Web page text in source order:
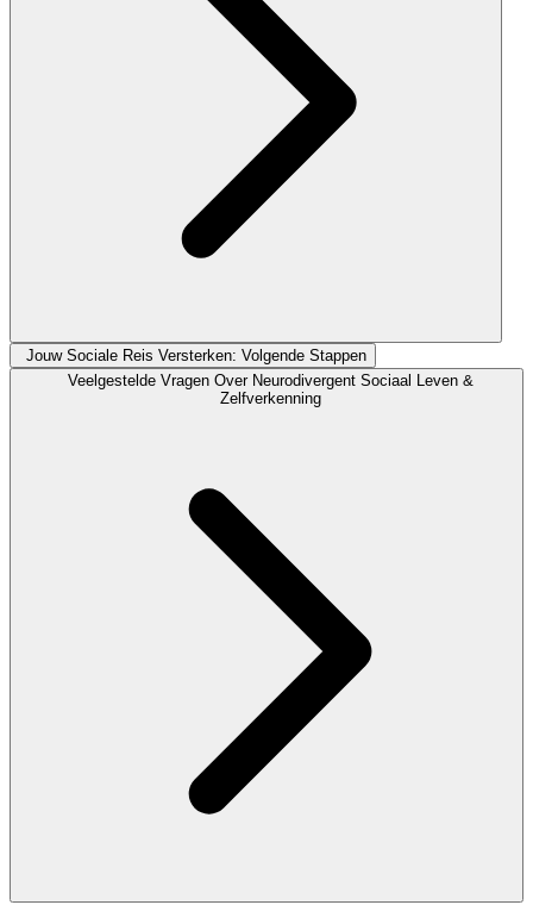
Jouw Sociale Reis Versterken: Volgende Stappen
Veelgestelde Vragen Over Neurodivergent Sociaal Leven &
Zelfverkenning